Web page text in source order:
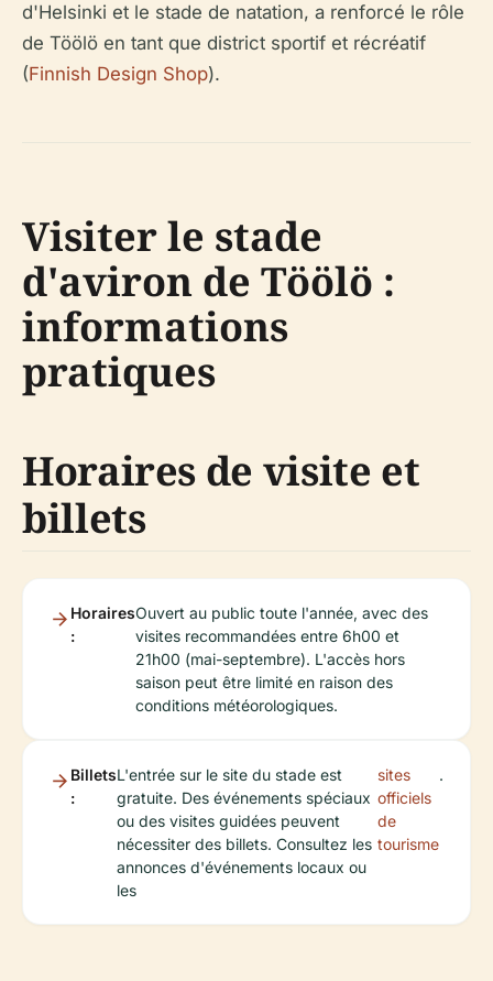
d'Helsinki et le stade de natation, a renforcé le rôle
de Töölö en tant que district sportif et récréatif
(Finnish Design Shop).
Visiter le stade
d'aviron de Töölö :
informations
pratiques
Horaires de visite et
billets
Horaires
:
Ouvert au public toute l'année, avec des
visites recommandées entre 6h00 et
21h00 (mai-septembre). L'accès hors
saison peut être limité en raison des
conditions météorologiques.
Billets
:
L'entrée sur le site du stade est
gratuite. Des événements spéciaux
ou des visites guidées peuvent
nécessiter des billets. Consultez les
annonces d'événements locaux ou
les
sites
officiels
de
tourisme
.